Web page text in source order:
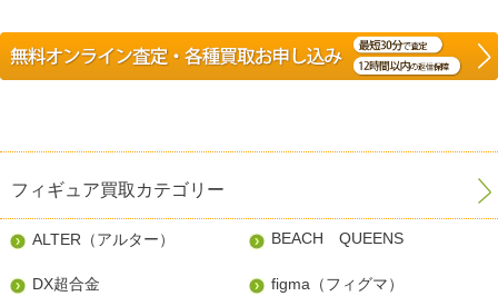
フィギュア買取カテゴリー
ALTER（アルター） BEACH QUEENS
DX超合金 figma（フィグマ）